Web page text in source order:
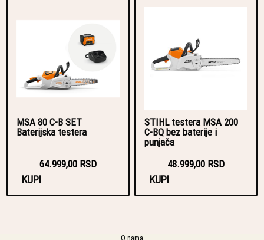
MSA 80 C-B SET
Baterijska testera
64.999,00 RSD
KUPI
STIHL testera MSA 200
C-BQ bez baterije i
punjača
48.999,00 RSD
KUPI
O nama